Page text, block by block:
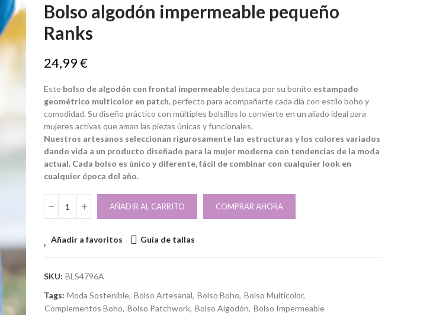
Bolso algodón impermeable pequeño
Ranks
24,99 €
Este bolso de algodón con frontal impermeabledestaca por su bonito estampado
geométrico multicolor en patch, perfecto para acompañarte cada día con estilo boho y
comodidad. Su diseño práctico con múltiples bolsillos lo convierte en un aliado ideal para
mujeres activas que aman las piezas únicas y funcionales.
Nuestros artesanos seleccionan rigurosamente las estructuras y los colores variados
dando vida a un producto diseñado para la mujer moderna con tendencias de la moda
actual. Cada bolso es único y diferente, fácil de combinar con cualquier look en
cualquier época del año.
AÑADIR AL CARRITO COMPRAR AHORA
Añadir a favoritos Guía de tallas
SKU: BLS4796A
Tags: Moda Sostenible Bolso Artesanal Bolso Boho Bolso Multicolor
Complementos Boho Bolso Patchwork Bolso Algodón Bolso Impermeable